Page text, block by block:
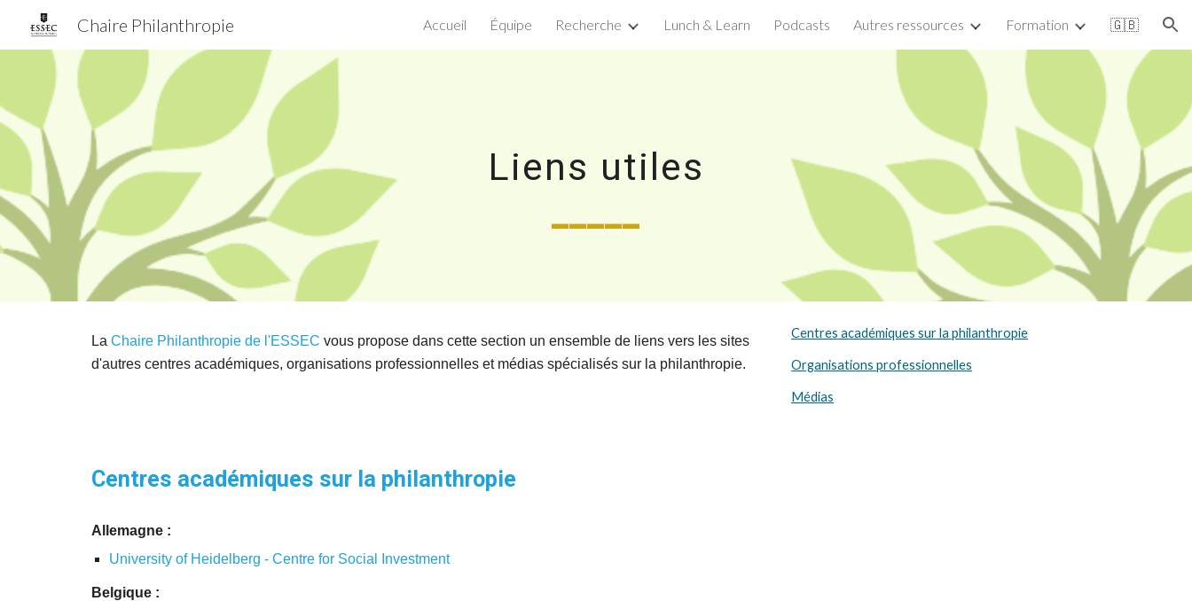
Skip to main content Skip to navigation
Chaire Philanthropie Accueil Équipe Recherche Lunch & Learn Podcasts Autres ressources Formation 🇬🇧
Liens utiles
_____
La Chaire Philanthropie de l'ESSEC vous propose dans cette section un ensemble de liens vers les sites
d'autres centres académiques, organisations professionnelles et médias spécialisés sur la philanthropie.
Centres académiques sur la philanthropie
Organisations professionnelles
Médias
Centres académiques sur la philanthropie
Allemagne :
University of Heidelberg - Centre for Social Investment
Belgique :